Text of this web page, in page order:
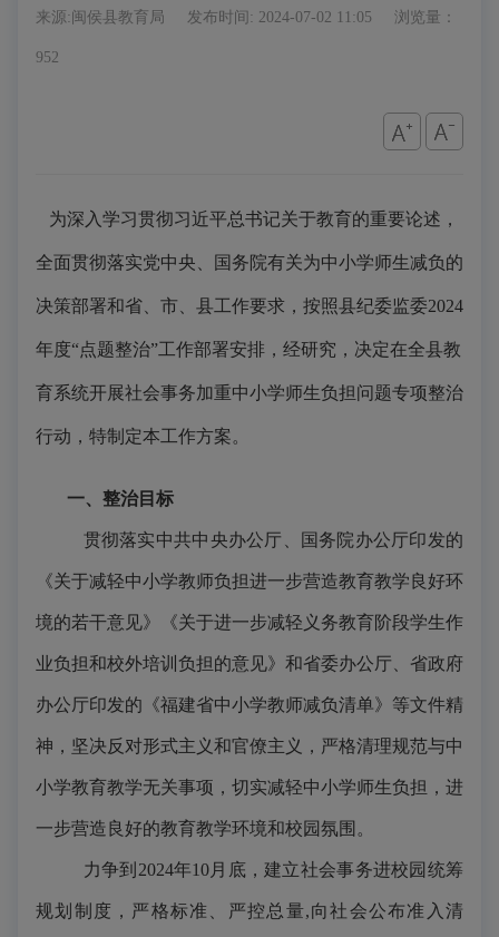
来源:闽侯县教育局 发布时间: 2024-07-02 11:05 浏览量：
952
为深入学习贯彻习近平总书记关于教育的重要论述，
全面贯彻落实党中央、国务院有关为中小学师生减负的
决策部署和省、市、县工作要求，按照县纪委监委2024
年度“点题整治”工作部署安排，经研究，决定在全县教
育系统开展社会事务加重中小学师生负担问题专项整治
行动， 特制定本工作方案。
一、整治目标
贯彻落实中共中央办公厅、国务院办公厅印发的
《关于减轻中小学教师负担进一步营造教育教学良好环
境的若干意见》《关于进一步减轻义务教育阶段学生作
业负担和校外培训负担的意见》和省委办公厅、省政府
办公厅印发的《福建省中小学教师减负清单》等文件精
神，坚决反对形式主义和官僚主义，严格清理规范与中
小学教育教学无关事项，切实减轻中小学师生负担，进
一步营造良好的教育教学环境和校园氛围。
力争到 2024年10月底，建立社会事务进校园统筹
规划制度，严格标准、严控总量,向社会公布准入清